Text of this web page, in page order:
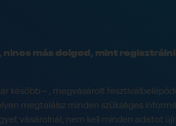
más dolgod, mint regisztrálni
később – , megvásárolt
megtalálsz minden szükséges
vásárolnál, nem kell minden adatot